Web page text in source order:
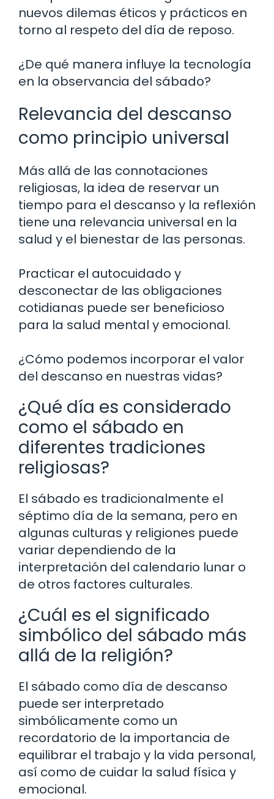
nuevos dilemas éticos y prácticos en
torno al respeto del día de reposo.
¿De qué manera influye la tecnología
en la observancia del sábado?
Relevancia del descanso
como principio universal
Más allá de las connotaciones
religiosas, la idea de reservar un
tiempo para el descanso y la reflexión
tiene una relevancia universal en la
salud y el bienestar de las personas.
Practicar el autocuidado y
desconectar de las obligaciones
cotidianas puede ser beneficioso
para la salud mental y emocional.
¿Cómo podemos incorporar el valor
del descanso en nuestras vidas?
¿Qué día es considerado
como el sábado en
diferentes tradiciones
religiosas?
El sábado es tradicionalmente el
séptimo día de la semana, pero en
algunas culturas y religiones puede
variar dependiendo de la
interpretación del calendario lunar o
de otros factores culturales.
¿Cuál es el significado
simbólico del sábado más
allá de la religión?
El sábado como día de descanso
puede ser interpretado
simbólicamente como un
recordatorio de la importancia de
equilibrar el trabajo y la vida personal,
así como de cuidar la salud física y
emocional.